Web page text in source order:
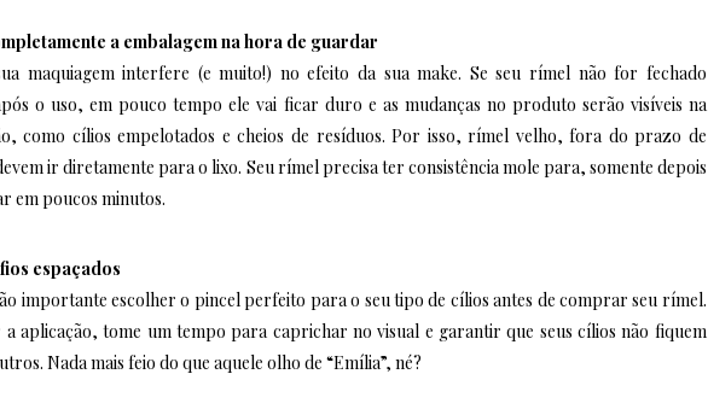
a embalagem na hora de guardar
maquiagem interfere (e muito!) no efeito da sua make. Se seu rímel não for fechado
o uso, em pouco tempo ele vai ficar duro e as mudanças no produto serão visíveis na
como cílios empelotados e cheios de resíduos. Por isso, rímel velho, fora do prazo de
ir diretamente para o lixo. Seu rímel precisa ter consistência mole para, somente depois
em poucos minutos.
espaçados
importante escolher o pincel perfeito para o seu tipo de cílios antes de comprar seu rímel.
aplicação, tome um tempo para caprichar no visual e garantir que seus cílios não fiquem
Nada mais feio do que aquele olho de “Emília”, né?